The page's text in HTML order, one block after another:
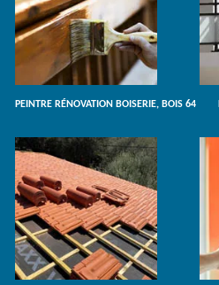
PEINTRE RÉNOVATION BOISERIE, BOIS 64